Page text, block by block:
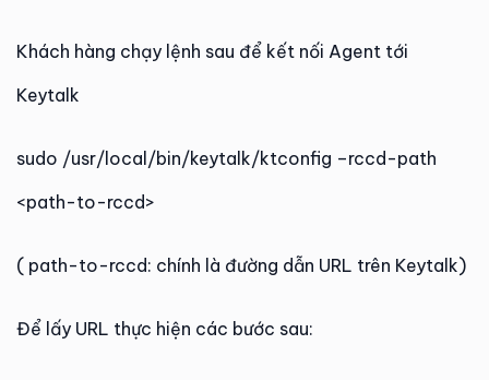
Khách hàng chạy lệnh sau để kết nối Agent tới
Keytalk
sudo /usr/local/bin/keytalk/ktconfig –rccd-path
<path-to-rccd>
( path-to-rccd: chính là đường dẫn URL trên Keytalk)
Để lấy URL thực hiện các bước sau: